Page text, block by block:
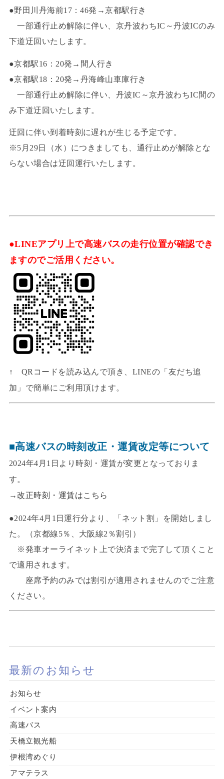
●野田川丹海前17：46発→京都駅行き
一部通行止め解除に伴い、京丹波わちIC～丹波ICのみ
下道迂回いたします。
●京都駅16：20発→間人行き
●京都駅18：20発→丹海峰山車庫行き
一部通行止め解除に伴い、丹波IC～京丹波わちIC間の
み下道迂回いたします。
迂回に伴い到着時刻に遅れが生じる予定です。
※5月29日（水）につきましても、通行止めが解除とな
らない場合は迂回運行いたします。
●LINEアプリ上で高速バスの走行位置が確認でき
ますのでご活用ください。
↑ QRコードを読み込んで頂き、LINEの「友だち追
加」で簡単にご利用頂けます。
■高速バスの時刻改正・運賃改定等について
2024年4月1日より時刻・運賃が変更となっておりま
す。
→改正時刻・運賃はこちら
●2024年4月1日運行分より、「ネット割」を開始しまし
た。（京都線5％、大阪線2％割引）
※発車オーライネット上で決済まで完了して頂くこと
で適用されます。
座席予約のみでは割引が適用されませんのでご注意
ください。
最新のお知らせ
お知らせ
イベント案内
高速バス
天橋立観光船
伊根湾めぐり
アマテラス